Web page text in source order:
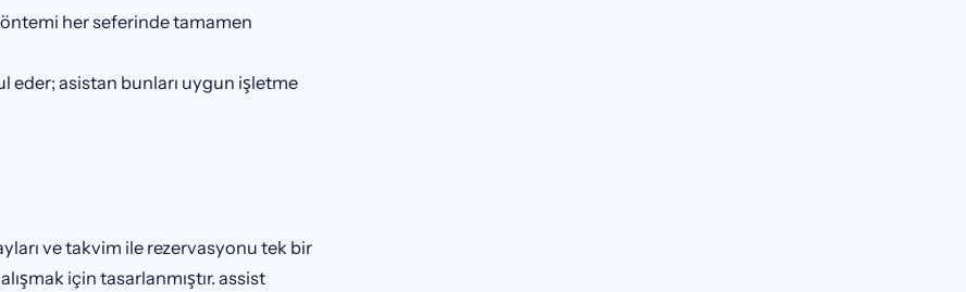
her seferinde tamamen
eder; asistan bunları uygun işletme
ve takvim ile rezervasyonu tek bir
için tasarlanmıştır. assist